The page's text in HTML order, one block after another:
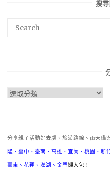
搜
分
分享親子活動好去處、旅遊路線、雨天備
隆 、 臺中 、 臺南 、 高雄 、 宜蘭 、 桃園 、 新
臺東 、 花蓮 、 澎湖 、 金門懶人包！